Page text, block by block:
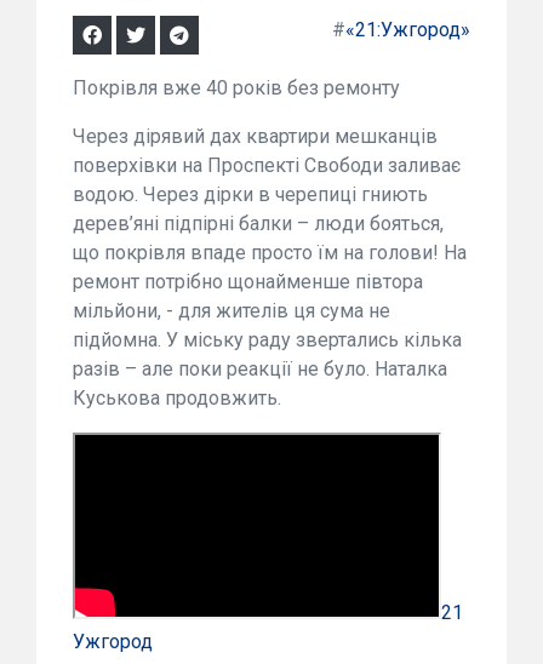
#«21:Ужгород»
Покрівля вже 40 років без ремонту
Через дірявий дах квартири мешканців
поверхівки на Проспекті Свободи заливає
водою. Через дірки в черепиці гниють
дерев’яні підпірні балки – люди бояться,
що покрівля впаде просто їм на голови! На
ремонт потрібно щонайменше півтора
мільйони, - для жителів ця сума не
підйомна. У міську раду звертались кілька
разів – але поки реакції не було. Наталка
Куськова продовжить.
21
Ужгород